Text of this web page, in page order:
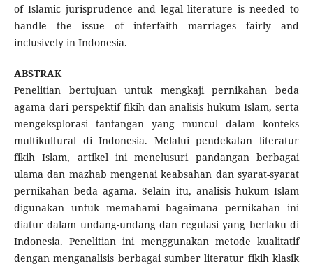
of Islamic jurisprudence and legal literature is needed to
handle the issue of interfaith marriages fairly and
inclusively in Indonesia.
ABSTRAK
Penelitian bertujuan untuk mengkaji pernikahan beda
agama dari perspektif fikih dan analisis hukum Islam, serta
mengeksplorasi tantangan yang muncul dalam konteks
multikultural di Indonesia. Melalui pendekatan literatur
fikih Islam, artikel ini menelusuri pandangan berbagai
ulama dan mazhab mengenai keabsahan dan syarat-syarat
pernikahan beda agama. Selain itu, analisis hukum Islam
digunakan untuk memahami bagaimana pernikahan ini
diatur dalam undang-undang dan regulasi yang berlaku di
Indonesia. Penelitian ini menggunakan metode kualitatif
dengan menganalisis berbagai sumber literatur fikih klasik